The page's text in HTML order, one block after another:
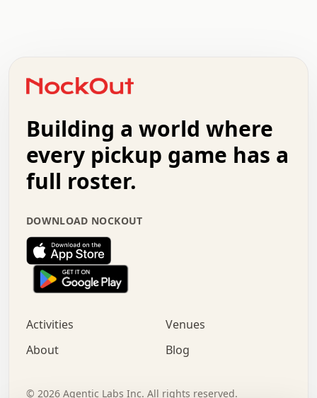
+   .   .   .   .   .   .   .   .   .   +   .   .
.   .   .   .   .   .   .   .   .   .   .   :   .
.   .   .   .   +   .   .   .   .   .   .   .   +
.   :   .   .   .   .   .   .   .   .   o   .   .
.   .   x   .   .   .   .   .   .   :   .   .   o
.   .   .   .   :   .   .   .   .   o   .   .   .
.   .   .   .   .   .   .   :   .   .   .   .   .
.   .   .   .   .   .   .   +   .   .   x   .   .
.   .   .   .   .   :   +   .   .   .   .   .   o
.   .   .   .   .   .   .   .   .   .   .   .   .
.   .   :   o   .   .   .   .   .   .   .   +   .
.   o   .   .   .   .   x   .   .   .   .   .   .
+   .   o   .   .   .   .   o   .   .   .   .
.   +   .   .   .   .   .   .   .   .   :   .   x
Building a world where
every pickup game has a
full roster.
DOWNLOAD NOCKOUT
Activities
Venues
About
Blog
© 2026 Agentic Labs Inc. All rights reserved.